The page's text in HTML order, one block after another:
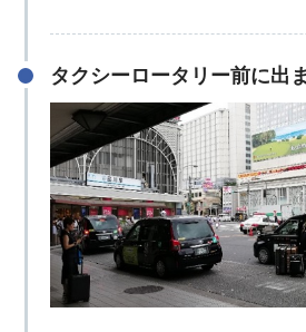
タクシーロータリー前に出